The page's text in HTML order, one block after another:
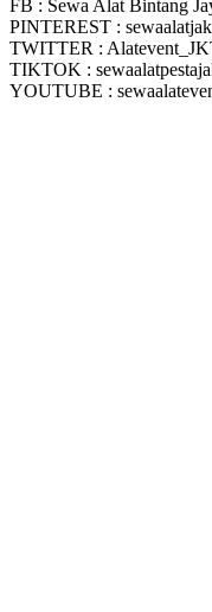
FB : Sewa Alat Bintang
PINTEREST :
TWITTER :
TIKTOK :
YOUTUBE :